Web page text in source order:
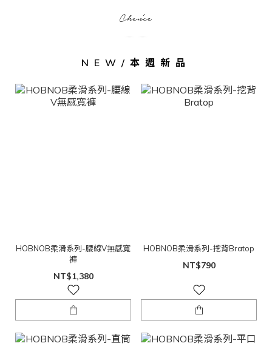
NEW/本週新品
HOBNOB柔滑系列-腰線V無感寬
褲
NT$1,380
HOBNOB柔滑系列-挖背Bratop
NT$790